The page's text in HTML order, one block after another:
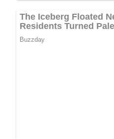
Jetzt Sterne